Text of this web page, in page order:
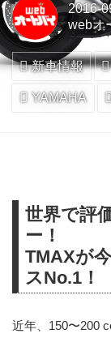
2016-
webオ
新車情報
YAMAHA
世界で評
ー！
TMAXが
スNo.1！
近年、150〜200